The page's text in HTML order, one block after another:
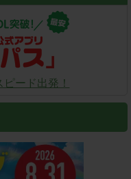
ード出発！